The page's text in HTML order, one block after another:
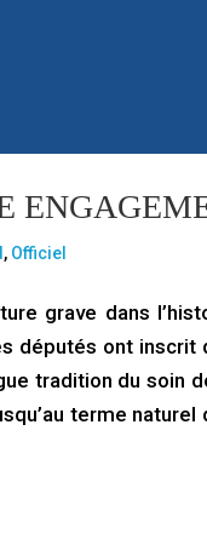
, Officiel
grave dans
députés ont
tradition du soin
terme